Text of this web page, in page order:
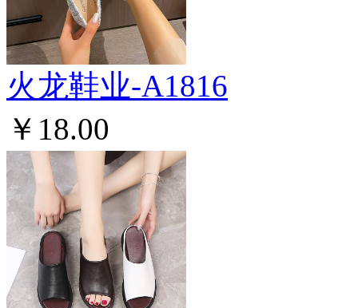
火龙鞋业-A1816
￥18.00